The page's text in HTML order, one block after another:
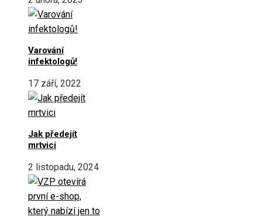
Varování
infektologů!
17 září, 2022
Jak předejít
mrtvici
2 listopadu, 2024